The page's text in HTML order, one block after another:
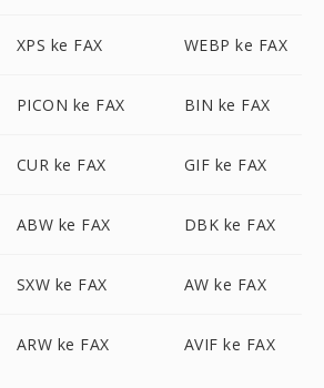
XPS ke FAX WEBP ke FAX
PICON ke FAX BIN ke FAX
CUR ke FAX GIF ke FAX
ABW ke FAX DBK ke FAX
SXW ke FAX AW ke FAX
ARW ke FAX AVIF ke FAX